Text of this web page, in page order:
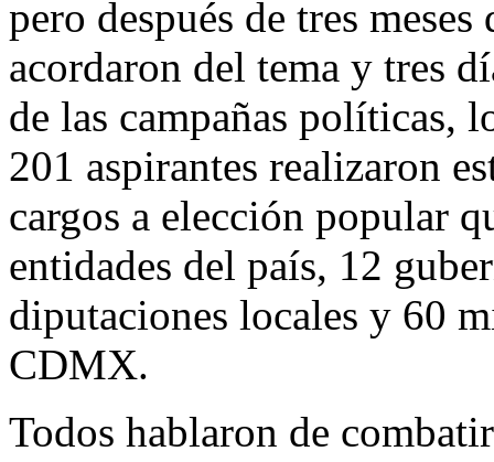
pero después de tres
acordaron del tema y tres
de las campañas políticas,
201 aspirantes realizaron
cargos a elección popular
entidades del país, 12
diputaciones locales y 60
CDMX.
Todos hablaron de